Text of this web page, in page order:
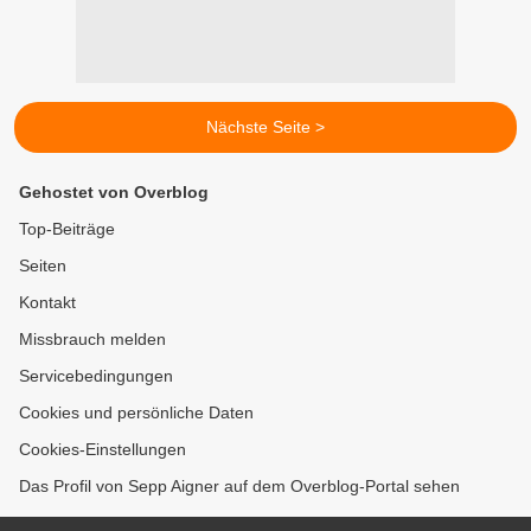
Nächste Seite >
Gehostet von Overblog
Top-Beiträge
Seiten
Kontakt
Missbrauch melden
Servicebedingungen
Cookies und persönliche Daten
Cookies-Einstellungen
Das Profil von Sepp Aigner auf dem Overblog-Portal sehen